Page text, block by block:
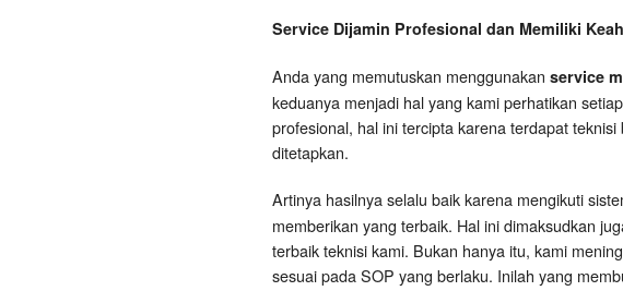
Service Dijamin Profesional dan Memiliki
Anda yang memutuskan menggunakan service
keduanya menjadi hal yang kami perhatikan
profesional, hal ini tercipta karena terdapat
ditetapkan.
Artinya hasilnya selalu baik karena mengikuti
memberikan yang terbaik. Hal ini dimaksudkan
terbaik teknisi kami. Bukan hanya itu, kami
sesuai pada SOP yang berlaku. Inilah yang